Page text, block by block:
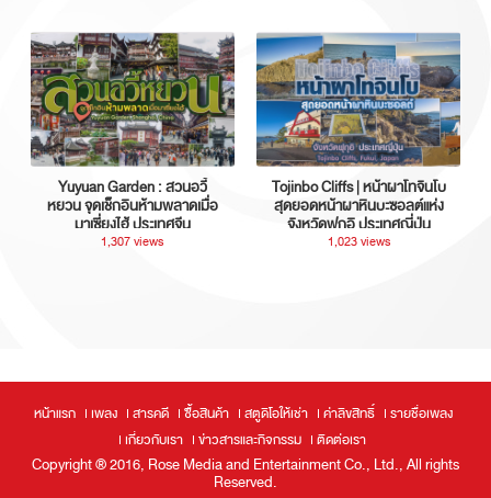
Yuyuan Garden : สวนอวี้
หยวน จุดเช็กอินห้ามพลาดเมื่อ
มาเซี่ยงไฮ้ ประเทศจีน
1,307 views
Tojinbo Cliffs | หน้าผาโทจินโบ
สุดยอดหน้าผาหินบะซอลต์แห่ง
จังหวัดฟุกุอิ ประเทศญี่ปุ่น
1,023 views
หน้าแรก เพลง สารคดี ซื้อสินค้า สตูดิโอให้เช่า ค่าลิขสิทธิ์
รายชื่อเพลง
เกี่ยวกับเรา
ข่าวสารและกิจกรรม ติดต่อเรา
Copyright ® 2016, Rose Media and Entertainment Co., Ltd., All rights
Reserved.